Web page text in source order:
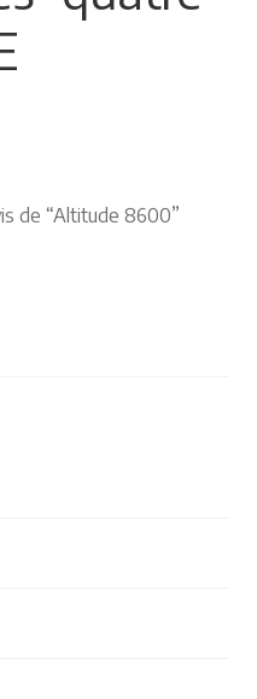
de “Altitude 8600”